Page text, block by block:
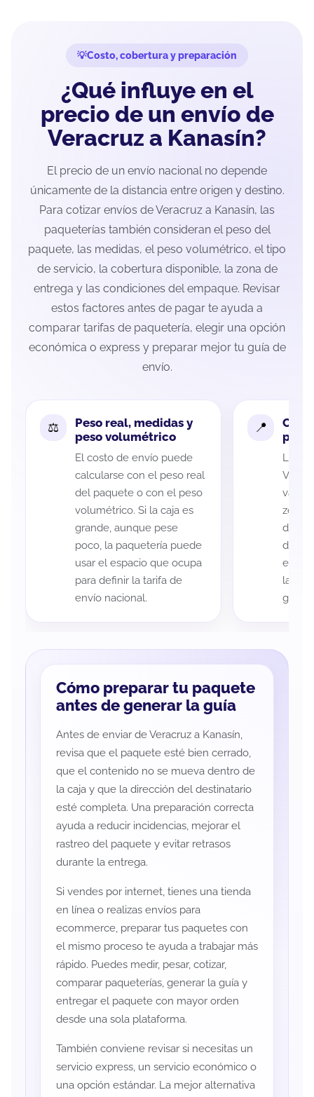
Costo, cobertura y preparación
¿Qué influye en el
precio de un envío de
Veracruz a Kanasín?
El precio de un envío nacional no depende
únicamente de la distancia entre origen y destino.
Para cotizar envíos de Veracruz a Kanasín, las
paqueterías también consideran el peso del
paquete, las medidas, el peso volumétrico, el tipo
de servicio, la cobertura disponible, la zona de
entrega y las condiciones del empaque. Revisar
estos factores antes de pagar te ayuda a
comparar tarifas de paquetería, elegir una opción
económica o express y preparar mejor tu guía de
envío.
Peso real, medidas y
peso volumétrico
El costo de envío puede
calcularse con el peso real
del paquete o con el peso
volumétrico. Si la caja es
grande, aunque pese
poco, la paquetería puede
usar el espacio que ocupa
para definir la tarifa de
envío nacional.
La
variar
zona
de
de
eso
la
guía
Cómo preparar tu paquete
antes de generar la guía
Antes de enviar de Veracruz a Kanasín,
revisa que el paquete esté bien cerrado,
que el contenido no se mueva dentro de
la caja y que la dirección del destinatario
esté completa. Una preparación correcta
ayuda a reducir incidencias, mejorar el
rastreo del paquete y evitar retrasos
durante la entrega.
Si vendes por internet, tienes una tienda
en línea o realizas envíos para
ecommerce, preparar tus paquetes con
el mismo proceso te ayuda a trabajar más
rápido. Puedes medir, pesar, cotizar,
comparar paqueterías, generar la guía y
entregar el paquete con mayor orden
desde una sola plataforma.
También conviene revisar si necesitas un
servicio express, un servicio económico o
una opción estándar. La mejor alternativa